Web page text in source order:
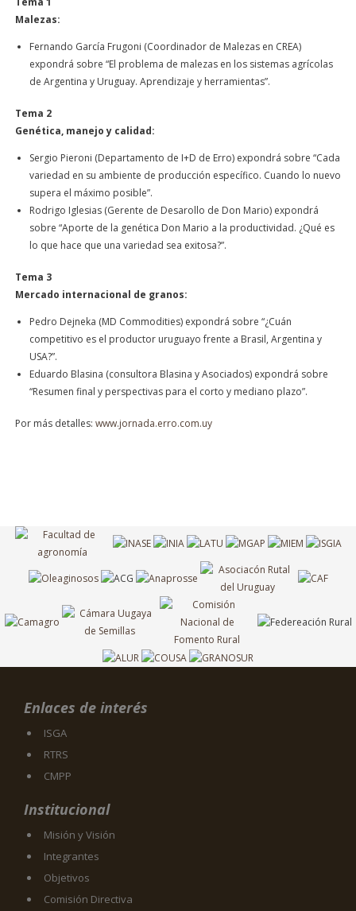
Malezas:
Fernando García Frugoni (Coordinador de Malezas en CREA)
expondrá sobre “El problema de malezas en los sistemas agrícolas
de Argentina y Uruguay. Aprendizaje y herramientas”.
Tema 2
Genética, manejo y calidad:
Sergio Pieroni (Departamento de I+D de Erro) expondrá sobre “Cada
variedad en su ambiente de producción específico. Cuando lo nuevo
supera el máximo posible”.
Rodrigo Iglesias (Gerente de Desarollo de Don Mario) expondrá
sobre “Aporte de la genética Don Mario a la productividad. ¿Qué es
lo que hace que una variedad sea exitosa?”.
Tema 3
Mercado internacional de granos:
Pedro Dejneka (MD Commodities) expondrá sobre “¿Cuán
competitivo es el productor uruguayo frente a Brasil, Argentina y
USA?”.
Eduardo Blasina (consultora Blasina y Asociados) expondrá sobre
“Resumen final y perspectivas para el corto y mediano plazo”.
Por más detalles: www.jornada.erro.com.uy
Enlaces de interés
ISGA
RTRS
CMPP
Institucional
Misión y Visión
Integrantes
Objetivos
Comisión Directiva